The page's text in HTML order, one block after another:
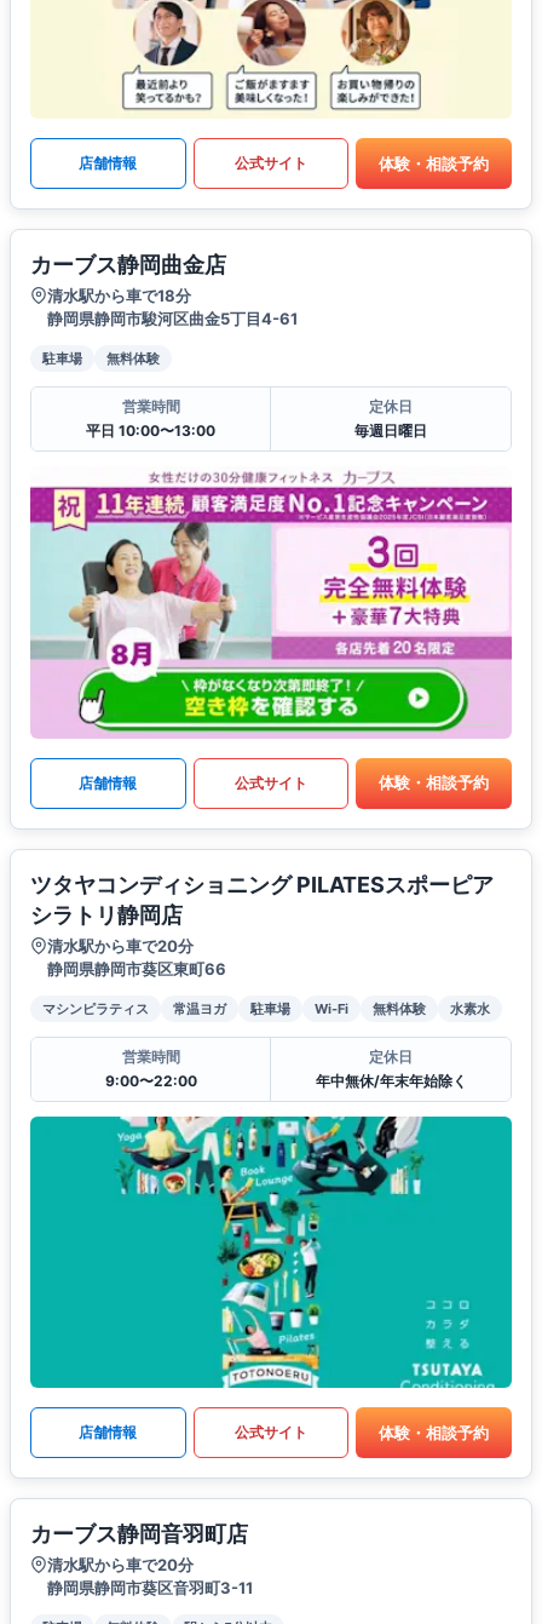
店舗情報 公式サイト 体験・相談予約
カーブス静岡曲金店
清水駅から車で18分
静岡県静岡市駿河区曲金5丁目4-61
駐車場 無料体験
営業時間
平日 10:00〜13:00
定休日
毎週日曜日
店舗情報 公式サイト 体験・相談予約
ツタヤコンディショニング PILATESスポーピア
シラトリ静岡店
清水駅から車で20分
静岡県静岡市葵区東町66
マシンピラティス 常温ヨガ 駐車場 Wi-Fi 無料体験 水素水
営業時間
9:00〜22:00
定休日
年中無休/年末年始除く
店舗情報 公式サイト 体験・相談予約
カーブス静岡音羽町店
清水駅から車で20分
静岡県静岡市葵区音羽町3-11